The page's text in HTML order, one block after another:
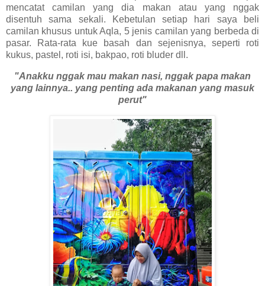
mencatat camilan yang dia makan atau yang nggak
disentuh sama sekali. Kebetulan setiap hari saya beli
camilan khusus untuk Aqla, 5 jenis camilan yang berbeda di
pasar. Rata-rata kue basah dan sejenisnya, seperti roti
kukus, pastel, roti isi, bakpao, roti bluder dll.
"Anakku nggak mau makan nasi, nggak papa makan
yang lainnya.. yang penting ada makanan yang masuk
perut"